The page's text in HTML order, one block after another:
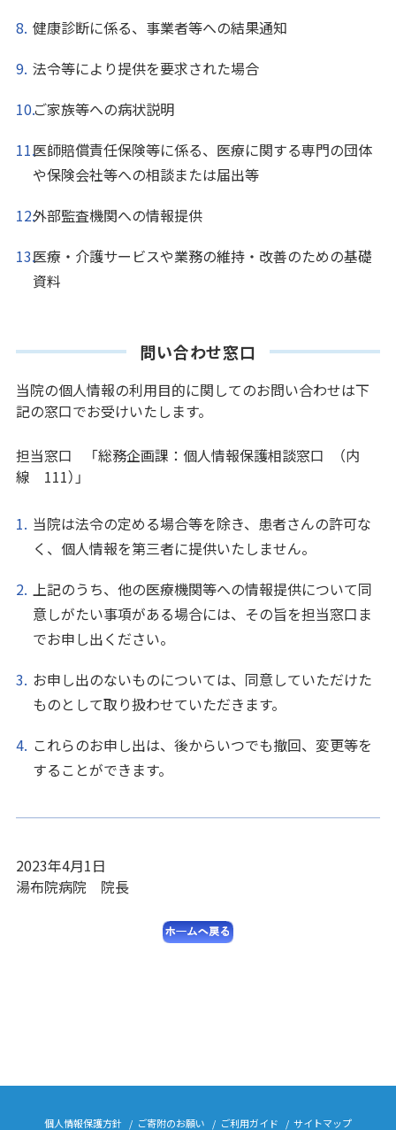
健康診断に係る、事業者等への結果通知
法令等により提供を要求された場合
ご家族等への病状説明
医師賠償責任保険等に係る、医療に関する専門の団体
や保険会社等への相談または届出等
外部監査機関への情報提供
医療・介護サービスや業務の維持・改善のための基礎
資料
問い合わせ窓口
当院の個人情報の利用目的に関してのお問い合わせは下
記の窓口でお受けいたします。
担当窓口 「総務企画課：個人情報保護相談窓口 （内
線 111）」
当院は法令の定める場合等を除き、患者さんの許可な
く、個人情報を第三者に提供いたしません。
上記のうち、他の医療機関等への情報提供について同
意しがたい事項がある場合には、その旨を担当窓口ま
でお申し出ください。
お申し出のないものについては、同意していただけた
ものとして取り扱わせていただきます。
これらのお申し出は、後からいつでも撤回、変更等を
することができます。
2023年4月1日
湯布院病院 院長
個人情報保護方針 ご寄附のお願い ご利用ガイド
サイトマップ